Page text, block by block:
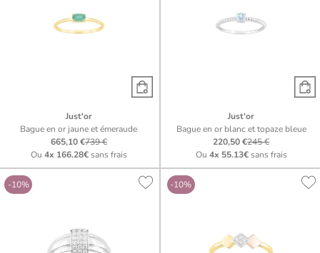
Just'or
Bague en or jaune et émeraude
665,10 €739 €
Ou 4x 166.28€sans frais
Just'or
Bague en or blanc et topaze bleue
220,50 €245 €
Ou 4x 55.13€sans frais
-10% -10%